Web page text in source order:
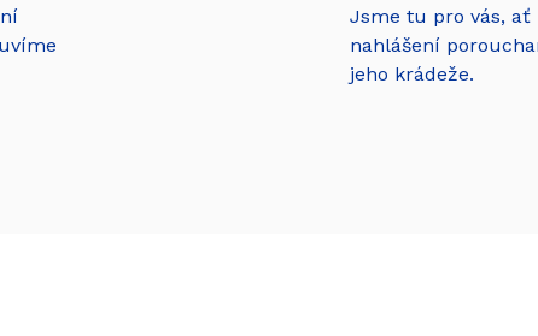
Jsme tu pro vás, ať
nahlášení
jeho krádeže.